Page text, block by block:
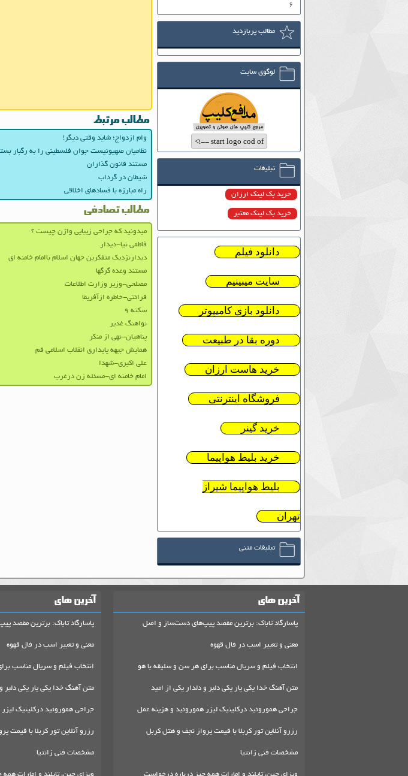
مطالب مرتبط
وام ازدواج؛ شاید وقتی دیگر!
نظامیان صهیونیست جوان فلسطینی را به رگبار
مستند قانون گذاران
شیطان در گرداب
راه مبارزه با فسادهای اخلاقی
مطالب تصادفی
میدونید که جراحی زیبایی واژن چیست ؟
فاطمی نیا-دیدار
دیدارنزدیک متفکرین جهان اسلام باامام خامنه ای
مستند وعده گرگها
مصلحی-وزیر وزارت اطلاعات
قرائتی-خاطره ازآفریقا
سکته ۹
نواهنگ غدیر
پناهیان-نهی از منکر
همایش جبهه پایداری انقلاب اسلامی قم
علی اکبری-شهدا
امام خامنه ای-مسئله زن درغرب
۶
مطالب پربازدید
لوگوی سایت
تبلیغات
خرید بک لینک ارزان
خرید بک لینک معتبر
دانلود فیلم
سایت میبینیم
دانلود بازی کامیپوتر
دوره بقا در طبیعت
خرید هاست ارزان
فروشگاه اینترنتی
خرید گینر
خرید بلیط هواپیما
بلیط هواپیما شیراز
تهران
تبلیغات متنی
آخرین های
پاسارگاد تاباک: برترین مقصد پیپ‌های دست‌ساز و اصل
معنی و تعبیر اسب در فال قهوه
انتخاب فیلم و سریال مناسب برای هر سن و سلیقه با هو
متن آهنگ خدا یکی یار یکی دلبر و دلدار یکی از امید
جراحی هموروئید درکلینیک لیزر هموروئید و هزینه عمل
رزرو آنلاین تور کربلا با قیمت پرواز نجف و هتل کربل
مشخصات فنی زانتیا
آخرین های
پاسارگاد تاباک: برترین مقصد
معنی و تعبیر اسب در فال قهوه
انتخاب فیلم و سریال مناسب
متن آهنگ خدا یکی یار یکی دلبر
جراحی هموروئید درکلینیک
رزرو آنلاین تور کربلا با قیمت
مشخصات فنی زانتیا